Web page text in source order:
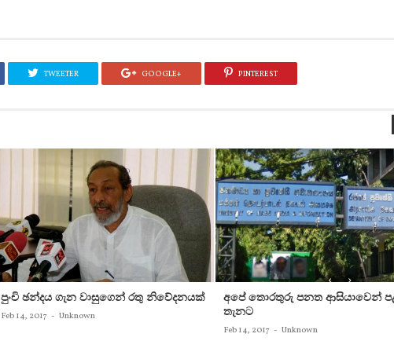
TWEETER GOOGLE+ PINTEREST
පුංචි ඡන්දය ගැන වාසුගෙන් රතු නිවේදනයක්‌
Feb 14, 2017 - Unknown
අපේ තොරතුරු පනත ආසියාවෙන්
තැනට
Feb 14, 2017 - Unknown